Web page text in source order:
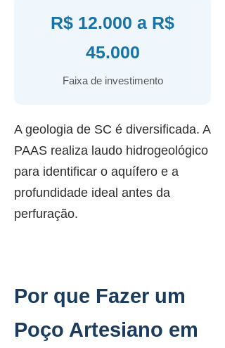
R$ 12.000 a R$
45.000
Faixa de investimento
A geologia de SC é diversificada. A
PAAS realiza laudo hidrogeológico
para identificar o aquífero e a
profundidade ideal antes da
perfuração.
Por que Fazer um
Poço Artesiano em